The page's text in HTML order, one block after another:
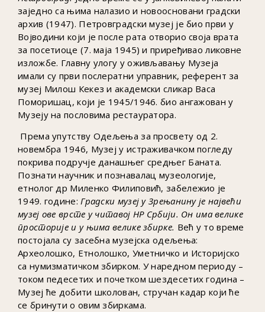
заједно са њима налазио и новоосновани градски
архив (1947). Петровградски музеј је био први у
Војводини који је после рата отворио своја врата
за посетиоце (7. маја 1945) и приређивао ликовне
изложбе. Главну улогу у оживљавању Музеја
имали су први послератни управник, референт за
музеј Милош Кекез и академски сликар Васа
Поморишац, који је 1945/1946. био ангажован у
Музеју на пословима рестауратора.
Према упутству Одељења за просвету од 2.
новембра 1946, Музеј у истраживачком погледу
покрива подручје данашњег средњег Баната.
Познати научник и познавалац музеологије,
етнолог др Миленко Филиповић, забележио је
1949. године: Градски музеј у Зрењанину је највећи
музеј ове врсте у читавој НР Србији. Он има велике
просторије и у њима велике збирке. Већ у то време
постојала су засебна музејска одељења:
Археолошко, Етнолошко, Уметничко и Историјско
са нумизматичком збирком. У наредном периоду –
током педесетих и почетком шездесетих година –
Музеј ће добити школован, стручан кадар који ће
се бринути о овим збиркама.